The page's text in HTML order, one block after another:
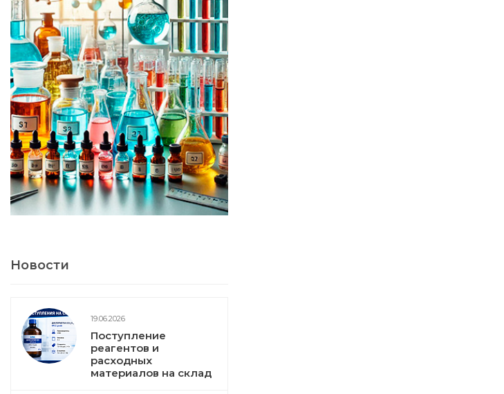
Новости
19.06.2026
Поступление
реагентов и
расходных
материалов на склад